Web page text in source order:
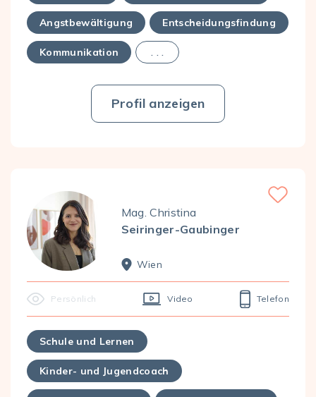
Angstbewältigung Entscheidungsfindung
Kommunikation
Profil anzeigen
Favorite
Mag. Christina
Seiringer-Gaubinger
Wien
Persönlich Video Telefon
Schule und Lernen
Kinder- und Jugendcoach